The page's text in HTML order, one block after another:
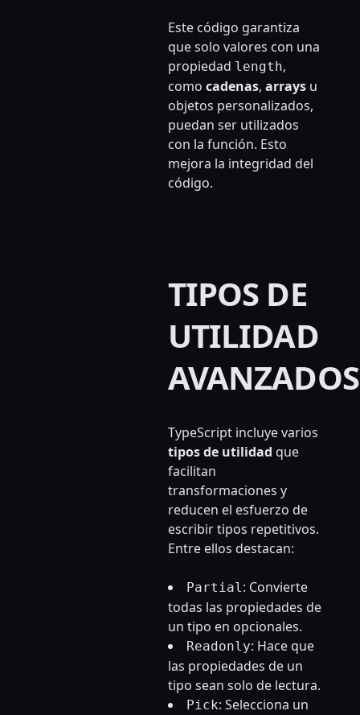
Este código garantiza
que solo valores con una
propiedad length,
como cadenas, arraysu
objetos personalizados,
puedan ser utilizados
con la función. Esto
mejora la integridad del
código.
TIPOS DE
UTILIDAD
AVANZADOS
TypeScript incluye varios
tipos de utilidad que
facilitan
transformaciones y
reducen el esfuerzo de
escribir tipos repetitivos.
Entre ellos destacan:
Partial: Convierte
todas las propiedades de
un tipo en opcionales.
Readonly: Hace que
las propiedades de un
tipo sean solo de lectura.
Pick: Selecciona un